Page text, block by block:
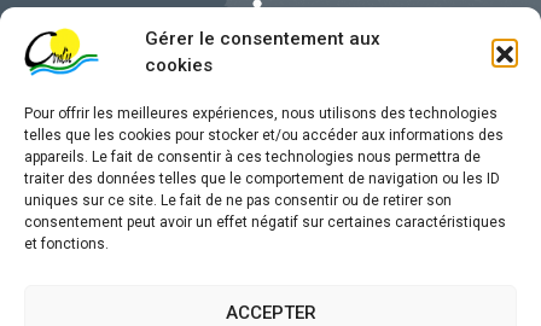
Gérer le consentement aux
cookies
Pour offrir les meilleures expériences, nous utilisons des technologies
telles que les cookies pour stocker et/ou accéder aux informations des
appareils. Le fait de consentir à ces technologies nous permettra de
traiter des données telles que le comportement de navigation ou les ID
uniques sur ce site. Le fait de ne pas consentir ou de retirer son
consentement peut avoir un effet négatif sur certaines caractéristiques
et fonctions.
ACCEPTER
Mentions légales
Traitement de données personnelles